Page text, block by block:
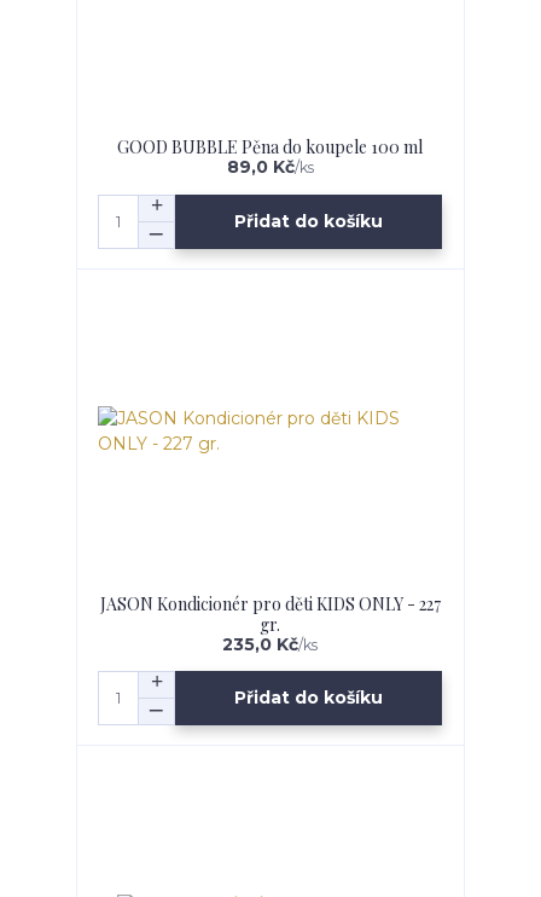
GOOD BUBBLE Pěna do koupele 100 ml
89,0 Kč/ks
Přidat do košíku
JASON Kondicionér pro děti KIDS ONLY - 227
gr.
235,0 Kč/ks
Přidat do košíku